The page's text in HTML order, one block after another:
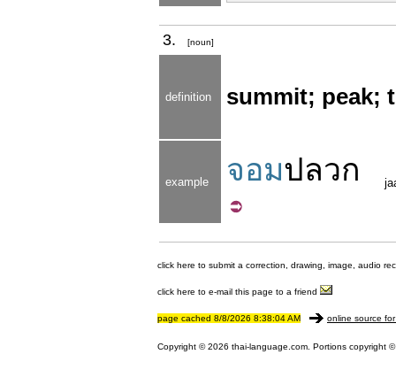
3. [noun]
definition summit; peak;
example จอมปลวก
click here to submit a correction, drawing, image, audio
click here to e-mail this page to a friend
page cached 8/8/2026 8:38:04 AM online source
Copyright © 2026 thai-language.com. Portions copyright